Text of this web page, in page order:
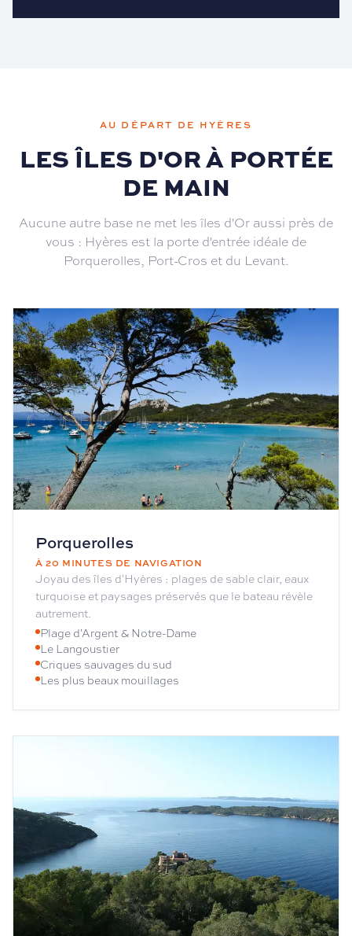
AU DÉPART DE HYÈRES
LES ÎLES D'OR À PORTÉE
DE MAIN
Aucune autre base ne met les îles d'Or aussi près de
vous : Hyères est la porte d'entrée idéale de
Porquerolles, Port-Cros et du Levant.
Porquerolles
À 20 MINUTES DE NAVIGATION
Joyau des îles d'Hyères : plages de sable clair, eaux
turquoise et paysages préservés que le bateau révèle
autrement.
Plage d'Argent & Notre-Dame
Le Langoustier
Criques sauvages du sud
Les plus beaux mouillages